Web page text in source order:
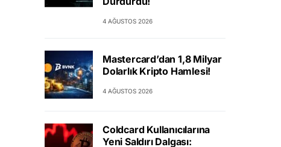
4 AĞUSTOS 2026
Mastercard’dan 1,8 Milyar
Dolarlık Kripto Hamlesi!
4 AĞUSTOS 2026
Coldcard Kullanıcılarına
Yeni Saldırı Dalgası: